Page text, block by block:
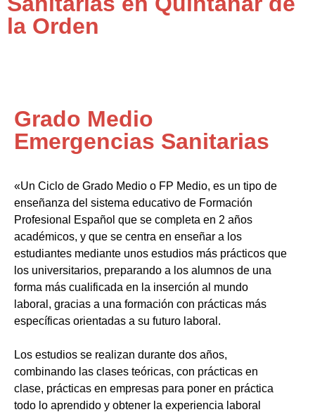
la Orden
Grado Medio
Emergencias Sanitarias
«Un Ciclo de Grado Medio o FP Medio, es un tipo de
enseñanza del sistema educativo de Formación
Profesional Español que se completa en 2 años
académicos, y que se centra en enseñar a los
estudiantes mediante unos estudios más prácticos que
los universitarios, preparando a los alumnos de una
forma más cualificada en la inserción al mundo
laboral, gracias a una formación con prácticas más
específicas orientadas a su futuro laboral.
Los estudios se realizan durante dos años,
combinando las clases teóricas, con prácticas en
clase, prácticas en empresas para poner en práctica
todo lo aprendido y obtener la experiencia laboral